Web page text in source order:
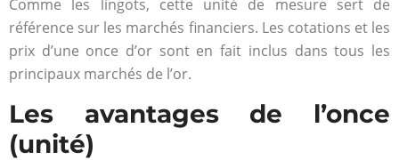
Comme les lingots, cette unité de mesure sert de
référence sur les marchés financiers. Les cotations et les
prix d’une once d’or sont en fait inclus dans tous les
principaux marchés de l’or.
Les avantages de l’once
(unité)